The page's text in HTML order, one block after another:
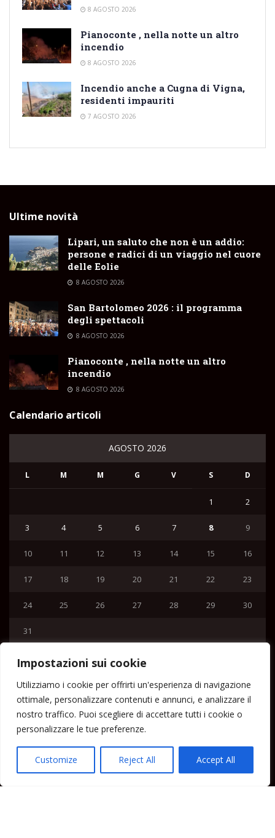
Impostazioni sui cookie
Utilizziamo i cookie per offrirti un'esperienza di navigazione
ottimale, personalizzare contenuti e annunci, e analizzare il
nostro traffico. Puoi scegliere di accettare tutti i cookie o
personalizzare le tue preferenze.
Customize Reject All Accept All
8 AGOSTO 2026
Pianoconte , nella notte un altro
incendio
8 AGOSTO 2026
Incendio anche a Cugna di Vigna,
residenti impauriti
7 AGOSTO 2026
Ultime novità
Lipari, un saluto che non è un addio:
persone e radici di un viaggio nel cuore
delle Eolie
8 AGOSTO 2026
San Bartolomeo 2026 : il programma
degli spettacoli
8 AGOSTO 2026
Pianoconte , nella notte un altro
incendio
8 AGOSTO 2026
Calendario articoli
AGOSTO 2026
L M M G V S D
1 2
3 4 5 6 7 8 9
10 11 12 13 14 15 16
17 18 19 20 21 22 23
24 25 26 27 28 29 30
31
Home
Lipari News
Cronaca Lipari
Politica Lipari
Cultura Lipari